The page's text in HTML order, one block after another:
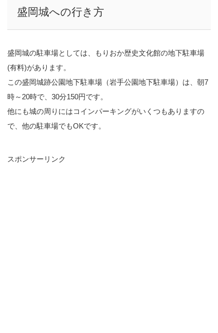
盛岡城への行き方
盛岡城の駐車場としては、もりおか歴史文化館の地下駐車場
(有料)があります。
この盛岡城跡公園地下駐車場（岩手公園地下駐車場）は、朝7
時～20時で、30分150円です。
他にも城の周りにはコインパーキングがいくつもありますの
で、他の駐車場でもOKです。
スポンサーリンク